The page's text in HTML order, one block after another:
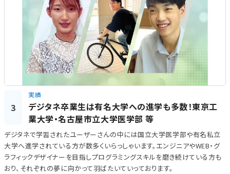
3
実績
デジタネ卒業生は有名大学への進学も多数！東京工
業大学・名古屋市立大学医学部 等
デジタネで学習されたユーザーさんの中には国立大学医​​学部や有名私立
大学へ進学されている方が数多くいらっしゃいます。エンジニアやWEB・グ
ラフィックデザイナーを目指しプログラミングスキルを磨き続けている方も
おり、それぞれの夢に向かって羽ばたいていっております。